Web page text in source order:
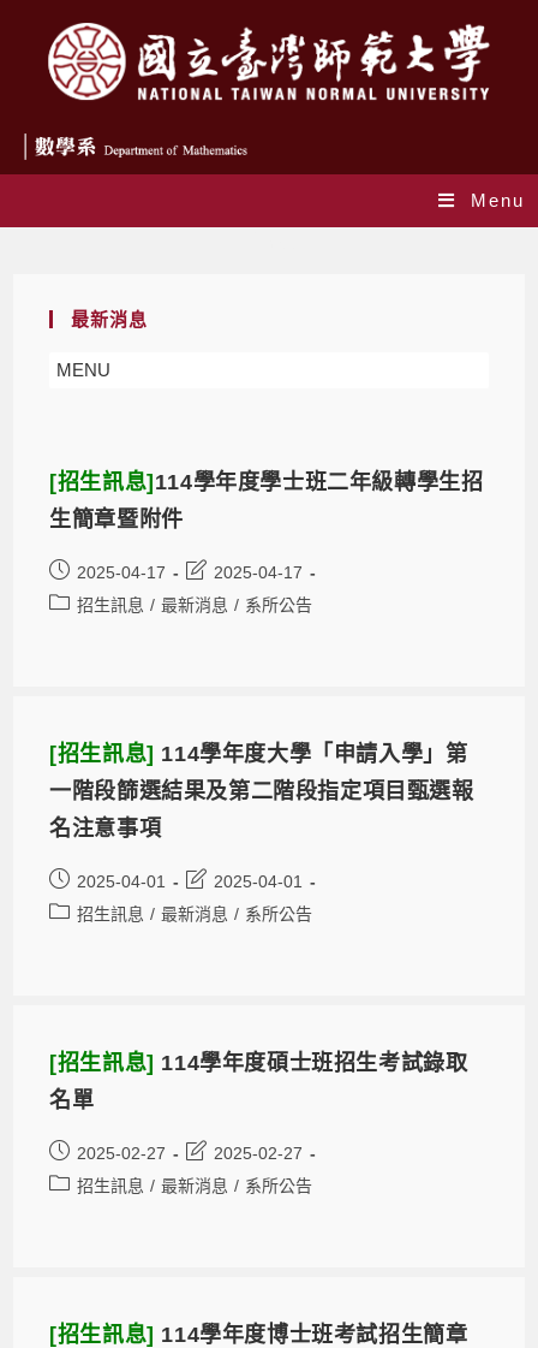
Menu
最新消息
MENU
[招生訊息]114學年度學士班二年級轉學生招
生簡章暨附件
2025-04-17
2025-04-17
招生訊息 / 最新消息 / 系所公告
[招生訊息] 114學年度大學「申請入學」第
一階段篩選結果及第二階段指定項目甄選報
名注意事項
2025-04-01
2025-04-01
招生訊息 / 最新消息 / 系所公告
[招生訊息] 114學年度碩士班招生考試錄取
名單
2025-02-27
2025-02-27
招生訊息 / 最新消息 / 系所公告
[招生訊息] 114學年度博士班考試招生簡章